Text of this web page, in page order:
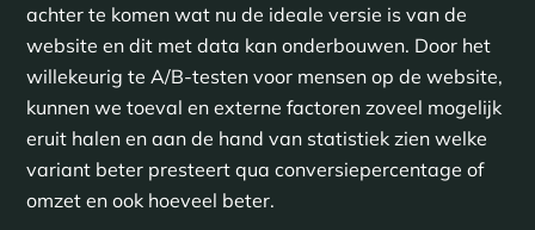
achter te komen wat nu de ideale versie is van de
website en dit met data kan onderbouwen. Door het
willekeurig te A/B-testen voor mensen op de website,
kunnen we toeval en externe factoren zoveel mogelijk
eruit halen en aan de hand van statistiek zien welke
variant beter presteert qua conversiepercentage of
omzet en ook hoeveel beter.